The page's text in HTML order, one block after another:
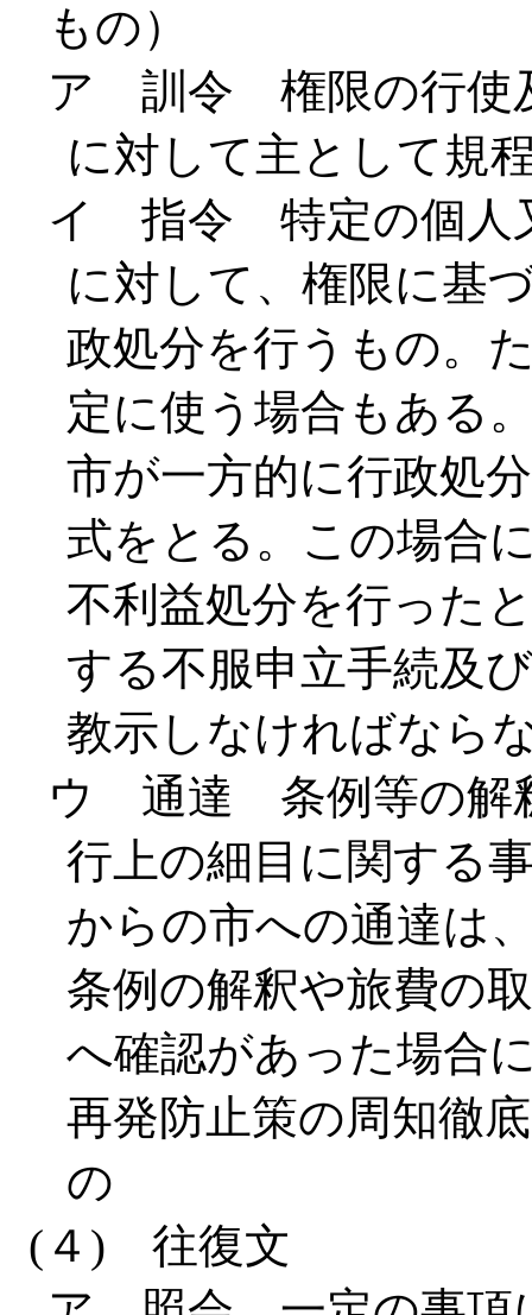
もの）
ア 訓令 権限の行使
に対して主として規
イ 指令 特定の個人
に対して、権限に基
政処分を行うもの。
定に使う場合もある
市が一方的に行政処
式をとる。この場合
不利益処分を行った
する不服申立手続及
教示しなければなら
ウ 通達 条例等の解
行上の細目に関する
からの市への通達は
条例の解釈や旅費の
へ確認があった場合
再発防止策の周知徹
の
(４) 往復文